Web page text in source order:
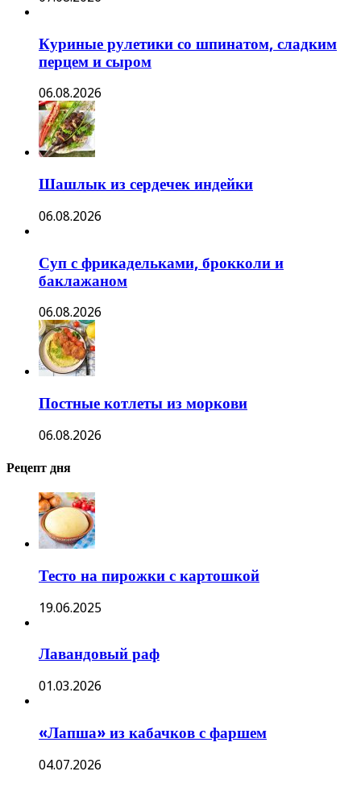
Куриные рулетики со шпинатом, сладким
перцем и сыром
06.08.2026
Шашлык из сердечек индейки
06.08.2026
Суп с фрикадельками, брокколи и
баклажаном
06.08.2026
Постные котлеты из моркови
06.08.2026
Рецепт дня
Тесто на пирожки с картошкой
19.06.2025
Лавандовый раф
01.03.2026
«Лапша» из кабачков с фаршем
04.07.2026